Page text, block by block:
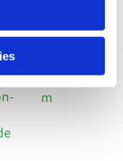
Social
Impressu
m